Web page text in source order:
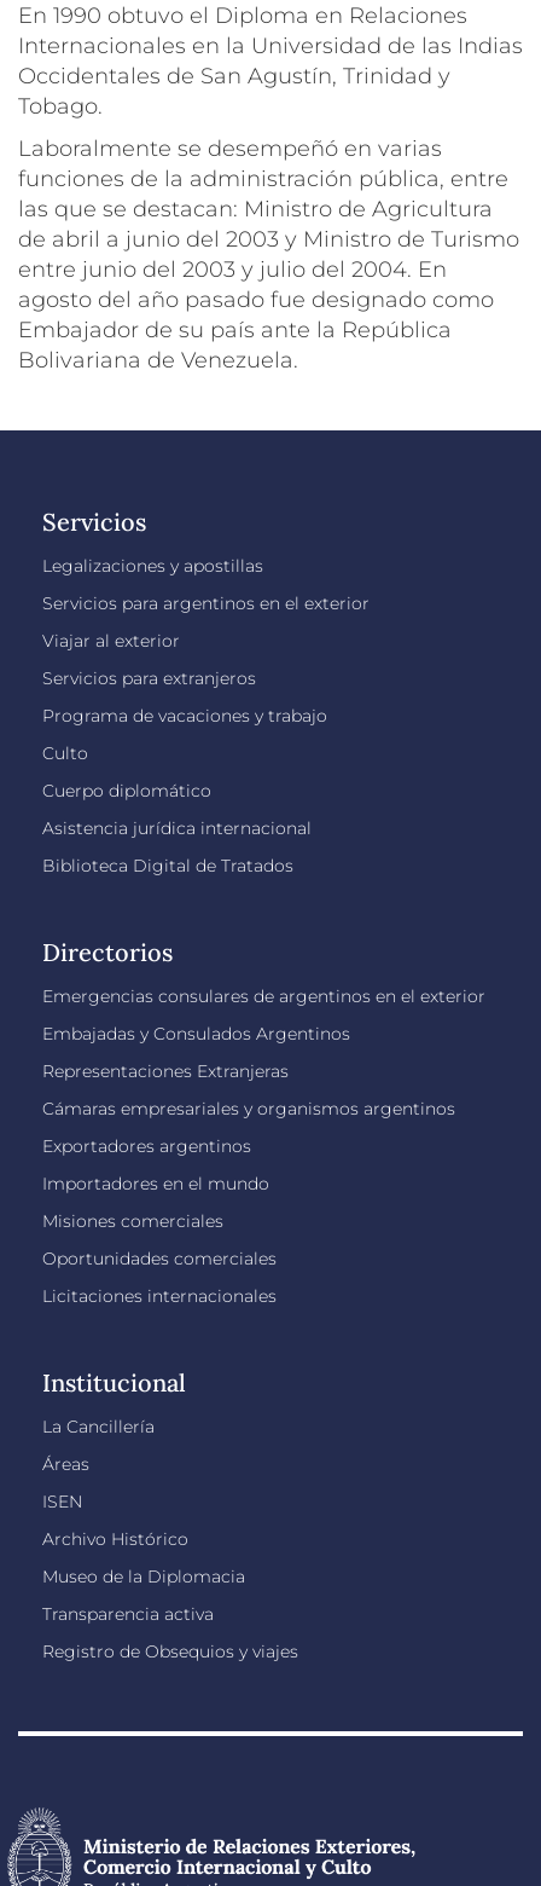
En 1990 obtuvo el Diploma en Relaciones
Internacionales en la Universidad de las Indias
Occidentales de San Agustín, Trinidad y
Tobago.
Laboralmente se desempeñó en varias
funciones de la administración pública, entre
las que se destacan: Ministro de Agricultura
de abril a junio del 2003 y Ministro de Turismo
entre junio del 2003 y julio del 2004. En
agosto del año pasado fue designado como
Embajador de su país ante la República
Bolivariana de Venezuela.
Servicios
Legalizaciones y apostillas
Servicios para argentinos en el exterior
Viajar al exterior
Servicios para extranjeros
Programa de vacaciones y trabajo
Culto
Cuerpo diplomático
Asistencia jurídica internacional
Biblioteca Digital de Tratados
Directorios
Emergencias consulares de argentinos en el exterior
Embajadas y Consulados Argentinos
Representaciones Extranjeras
Cámaras empresariales y organismos argentinos
Exportadores argentinos
Importadores en el mundo
Misiones comerciales
Oportunidades comerciales
Licitaciones internacionales
Institucional
La Cancillería
Áreas
ISEN
Archivo Histórico
Museo de la Diplomacia
Transparencia activa
Registro de Obsequios y viajes